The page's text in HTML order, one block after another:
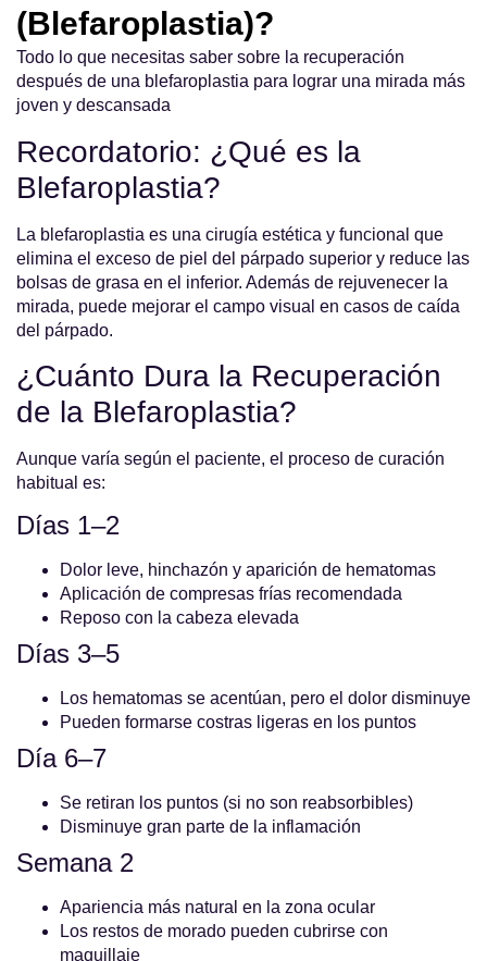
(Blefaroplastia)?
Todo lo que necesitas saber sobre la recuperación
después de una blefaroplastia para lograr una mirada más
joven y descansada
Recordatorio: ¿Qué es la
Blefaroplastia?
La blefaroplastia es una cirugía estética y funcional que
elimina el exceso de piel del párpado superior y reduce las
bolsas de grasa en el inferior. Además de rejuvenecer la
mirada, puede mejorar el campo visual en casos de caída
del párpado.
¿Cuánto Dura la Recuperación
de la Blefaroplastia?
Aunque varía según el paciente, el proceso de curación
habitual es:
Días 1–2
Dolor leve, hinchazón y aparición de hematomas
Aplicación de compresas frías recomendada
Reposo con la cabeza elevada
Días 3–5
Los hematomas se acentúan, pero el dolor disminuye
Pueden formarse costras ligeras en los puntos
Día 6–7
Se retiran los puntos (si no son reabsorbibles)
Disminuye gran parte de la inflamación
Semana 2
Apariencia más natural en la zona ocular
Los restos de morado pueden cubrirse con
maquillaje